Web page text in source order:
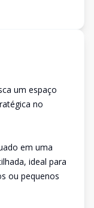
um espaço
no
em uma
ideal para
ou pequenos